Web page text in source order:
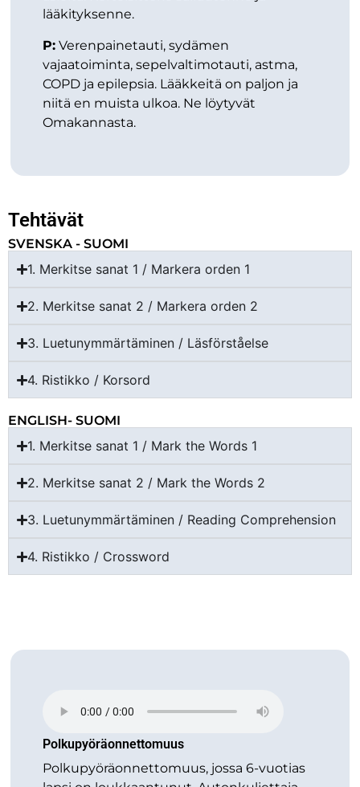
lääkityksenne.
P: Verenpainetauti, sydämen
vajaatoiminta, sepelvaltimotauti, astma,
COPD ja epilepsia. Lääkkeitä on paljon ja
niitä en muista ulkoa. Ne löytyvät
Omakannasta.
Tehtävät
SVENSKA - SUOMI
1. Merkitse sanat 1 / Markera orden 1
2. Merkitse sanat 2 / Markera orden 2
3. Luetunymmärtäminen / Läsförståelse
4. Ristikko / Korsord
ENGLISH- SUOMI
1. Merkitse sanat 1 / Mark the Words 1
2. Merkitse sanat 2 / Mark the Words 2
3. Luetunymmärtäminen / Reading Comprehension
4. Ristikko / Crossword
Polkupyöräonnettomuus
Polkupyöräonnettomuus, jossa 6-vuotias